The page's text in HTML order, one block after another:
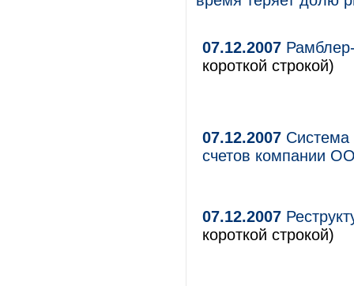
07.12.2007
короткой строкой)
07.12.2007 Система
счетов компании
07.12.2007
короткой строкой)